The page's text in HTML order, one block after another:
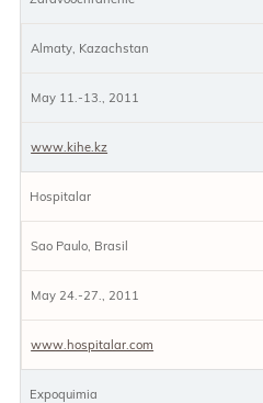
Almaty, Kazachstan
May 11.-13., 2011
www.kihe.kz
Hospitalar
Sao Paulo, Brasil
May 24.-27., 2011
www.hospitalar.com
Expoquimia